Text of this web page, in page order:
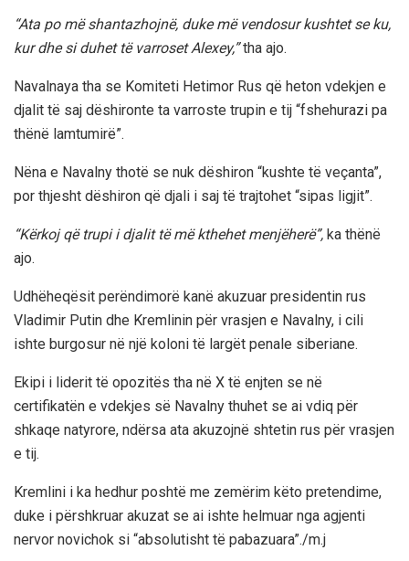
“Ata po më shantazhojnë, duke më vendosur kushtet se ku,
kur dhe si duhet të varroset Alexey,”tha ajo.
Navalnaya tha se Komiteti Hetimor Rus që heton vdekjen e
djalit të saj dëshironte ta varroste trupin e tij “fshehurazi pa
thënë lamtumirë”.
Nëna e Navalny thotë se nuk dëshiron “kushte të veçanta”,
por thjesht dëshiron që djali i saj të trajtohet “sipas ligjit”.
“Kërkoj që trupi i djalit të më kthehet menjëherë”, ka thënë
ajo.
Udhëheqësit perëndimorë kanë akuzuar presidentin rus
Vladimir Putin dhe Kremlinin për vrasjen e Navalny, i cili
ishte burgosur në një koloni të largët penale siberiane.
Ekipi i liderit të opozitës tha në X të enjten se në
certifikatën e vdekjes së Navalny thuhet se ai vdiq për
shkaqe natyrore, ndërsa ata akuzojnë shtetin rus për vrasjen
e tij.
Kremlini i ka hedhur poshtë me zemërim këto pretendime,
duke i përshkruar akuzat se ai ishte helmuar nga agjenti
nervor novichok si “absolutisht të pabazuara”./m.j